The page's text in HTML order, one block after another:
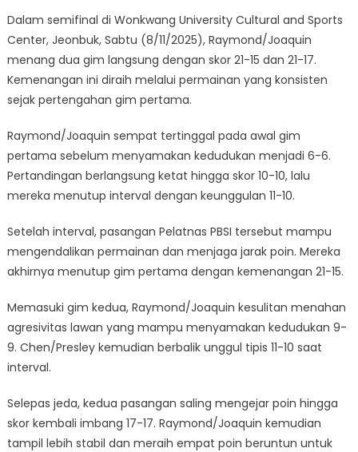
Dalam semifinal di Wonkwang University Cultural and Sports
Center, Jeonbuk, Sabtu (8/11/2025), Raymond/Joaquin
menang dua gim langsung dengan skor 21-15 dan 21-17.
Kemenangan ini diraih melalui permainan yang konsisten
sejak pertengahan gim pertama.
Raymond/Joaquin sempat tertinggal pada awal gim
pertama sebelum menyamakan kedudukan menjadi 6-6.
Pertandingan berlangsung ketat hingga skor 10-10, lalu
mereka menutup interval dengan keunggulan 11-10.
Setelah interval, pasangan Pelatnas PBSI tersebut mampu
mengendalikan permainan dan menjaga jarak poin. Mereka
akhirnya menutup gim pertama dengan kemenangan 21-15.
Memasuki gim kedua, Raymond/Joaquin kesulitan menahan
agresivitas lawan yang mampu menyamakan kedudukan 9-
9. Chen/Presley kemudian berbalik unggul tipis 11-10 saat
interval.
Selepas jeda, kedua pasangan saling mengejar poin hingga
skor kembali imbang 17-17. Raymond/Joaquin kemudian
tampil lebih stabil dan meraih empat poin beruntun untuk